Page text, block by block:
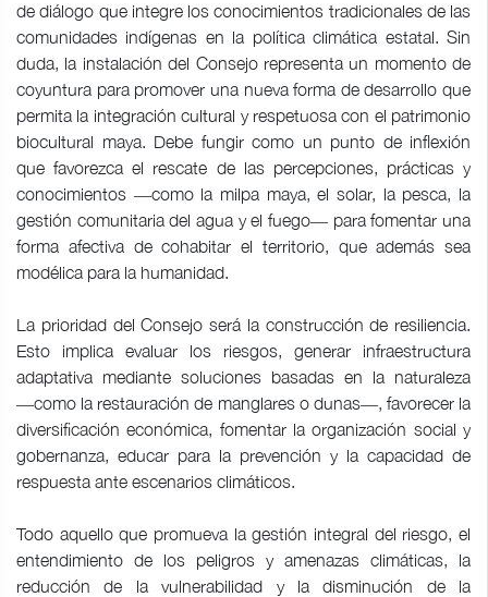
de diálogo que integre los conocimientos tradicionales de las
comunidades indígenas en la política climática estatal. Sin
duda, la instalación del Consejo representa un momento de
coyuntura para promover una nueva forma de desarrollo que
permita la integración cultural y respetuosa con el patrimonio
biocultural maya. Debe fungir como un punto de inflexión
que favorezca el rescate de las percepciones, prácticas y
conocimientos ―como la milpa maya, el solar, la pesca, la
gestión comunitaria del agua y el fuego― para fomentar una
forma afectiva de cohabitar el territorio, que además sea
modélica para la humanidad.
La prioridad del Consejo será la construcción de resiliencia.
Esto implica evaluar los riesgos, generar infraestructura
adaptativa mediante soluciones basadas en la naturaleza
―como la restauración de manglares o dunas―, favorecer la
diversificación económica, fomentar la organización social y
gobernanza, educar para la prevención y la capacidad de
respuesta ante escenarios climáticos.
Todo aquello que promueva la gestión integral del riesgo, el
entendimiento de los peligros y amenazas climáticas, la
reducción de la vulnerabilidad y la disminución de la